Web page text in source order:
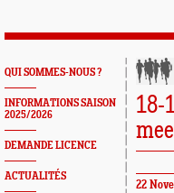
QUI SOMMES-NOUS ?
INFORMATIONS SAISON
2025/2026
DEMANDE LICENCE
ACTUALITÉS
18-
22